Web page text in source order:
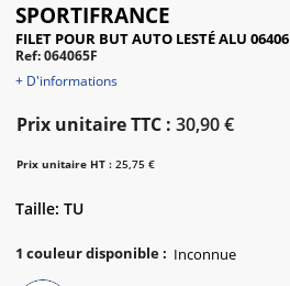
SPORTIFRANCE
FILET POUR BUT AUTO LESTÉ ALU 06406
Ref: 064065F
+ D'informations
Prix unitaire TTC : 30,90 €
Prix unitaire HT : 25,75 €
Taille: TU
1 couleur disponible: